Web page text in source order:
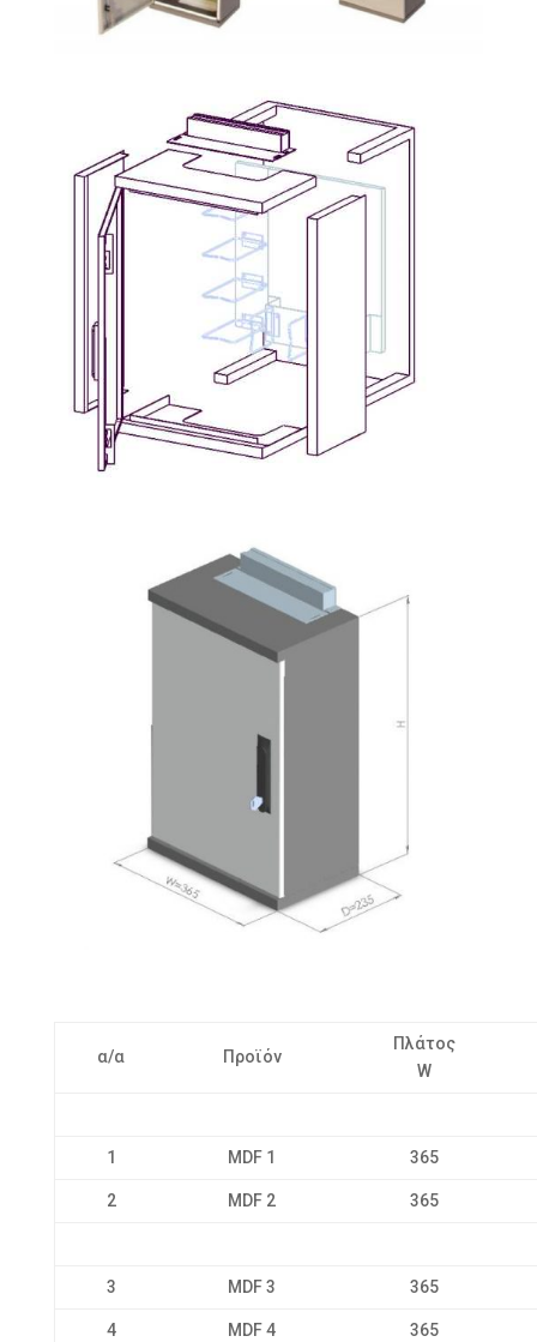
α/α Προϊόν
Πλάτος
W
1 MDF 1 365
2 MDF 2 365
3 MDF 3 365
4 MDF 4 365